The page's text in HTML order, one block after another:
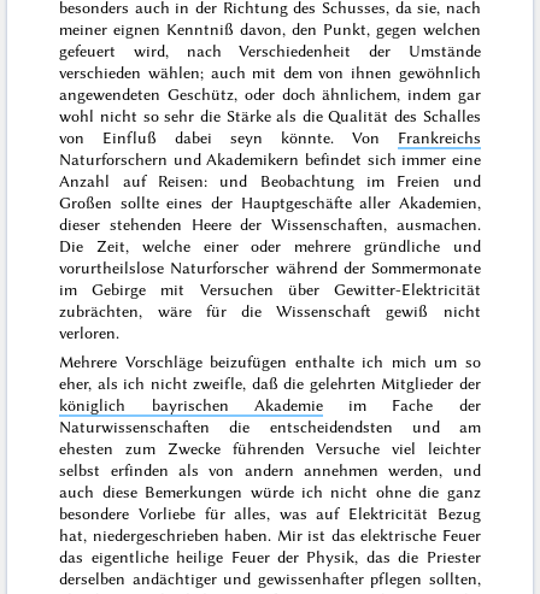
besonders auch in der Richtung des Schusses, da sie, nach
meiner eignen Kenntniß davon, den Punkt, gegen welchen
gefeuert wird, nach Verschiedenheit der Umstände
verschieden wählen; auch mit dem von ihnen gewöhnlich
angewendeten Geschütz, oder doch ähnlichem, indem gar
wohl nicht so sehr die Stärke als die Qualität des Schalles
von Einfluß dabei seyn könnte. Von Frankreichs
Naturforschern und Akademikern befindet sich immer eine
Anzahl auf Reisen: und Beobachtung im Freien und
Großen sollte eines der Hauptgeschäfte aller Akademien,
dieser stehenden Heere der Wissenschaften, ausmachen.
Die Zeit, welche einer oder mehrere gründliche und
vorurtheilslose Naturforscher während der Sommermonate
im Gebirge mit Versuchen über Gewitter-Elektricität
zubrächten, wäre für die Wissenschaft gewiß nicht
verloren.
Mehrere Vorschläge beizufügen enthalte ich mich um so
eher, als ich nicht zweifle, daß die gelehrten Mitglieder der
königlich bayrischen Akademieim Fache der
Naturwissenschaften die entscheidendsten und am
ehesten zum Zwecke führenden Versuche viel leichter
selbst erfinden als von andern annehmen werden, und
auch diese Bemerkungen würde ich nicht ohne die ganz
besondere Vorliebe für alles, was auf Elektricität Bezug
hat, niedergeschrieben haben. Mir ist das elektrische Feuer
das eigentliche heilige Feuer der Physik, das die Priester
derselben andächtiger und gewissenhafter pflegen sollten,